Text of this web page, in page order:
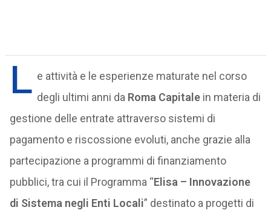
L e attività e le esperienze maturate nel corso
degli ultimi anni da Roma Capitalein materia di
gestione delle entrate attraverso sistemi di
pagamento e riscossione evoluti, anche grazie alla
partecipazione a programmi di finanziamento
pubblici, tra cui il Programma “Elisa – Innovazione
di Sistema negli Enti Locali” destinato a progetti di